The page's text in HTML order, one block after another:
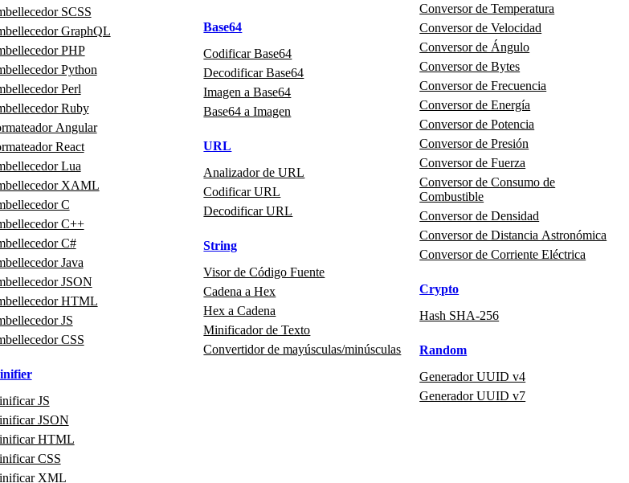
SCSS
GraphQL
PHP
Python
Perl
Ruby
Angular
React
Lua
XAML
C
C++
C#
Java
JSON
HTML
JS
CSS
JS
JSON
HTML
CSS
XML
Base64
Codificar Base64
Decodificar Base64
Imagen a Base64
Base64 a Imagen
URL
Analizador de URL
Codificar URL
Decodificar URL
String
Visor de Código Fuente
Cadena a Hex
Hex a Cadena
Minificador de Texto
Convertidor de mayúsculas/minúsculas
Conversor de Temperatura
Conversor de Velocidad
Conversor de Ángulo
Conversor de Bytes
Conversor de Frecuencia
Conversor de Energía
Conversor de Potencia
Conversor de Presión
Conversor de Fuerza
Conversor de Consumo de
Combustible
Conversor de Densidad
Conversor de Distancia Astronómica
Conversor de Corriente Eléctrica
Crypto
Hash SHA-256
Random
Generador UUID v4
Generador UUID v7